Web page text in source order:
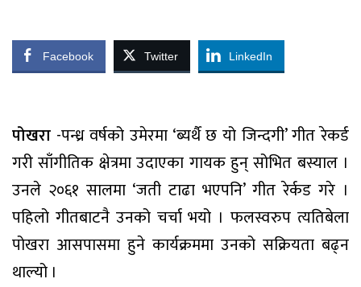
Facebook Twitter LinkedIn
पोखरा -पन्ध्र वर्षको उमेरमा ‘ब्यर्थै छ यो जिन्दगी’ गीत रेकर्ड
गरी साँगीतिक क्षेत्रमा उदाएका गायक हुन् सोभित बस्याल ।
उनले २०६१ सालमा ‘जती टाढा भएपनि’ गीत रेर्कड गरे ।
पहिलो गीतबाटनै उनको चर्चा भयो । फलस्वरुप त्यतिबेला
पोखरा आसपासमा हुने कार्यक्रममा उनको सक्रियता बढ्न
थाल्यो ।